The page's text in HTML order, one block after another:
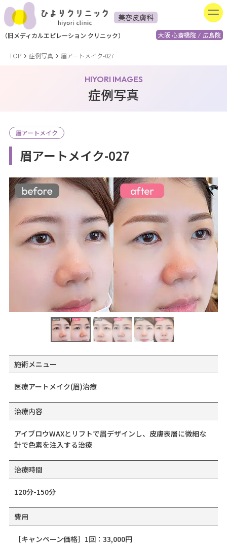
美容皮膚科
大阪 心斎橋院 / 広島院
（旧メディカルエピレーション クリニック）
TOP 症例写真 眉アートメイク-027
HIYORI IMAGES
症例写真
眉アートメイク
眉アートメイク-027
施術メニュー
医療アートメイク(眉)治療
治療内容
アイブロウWAXとリフトで眉デザインし、皮膚表層に微細な
針で色素を注入する治療
治療時間
120分-150分
費用
［キャンペーン価格］1回：33,000円